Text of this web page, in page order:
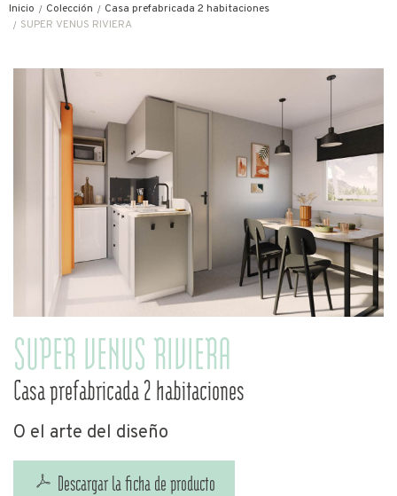
Inicio Colección
Casa prefabricada 2 habitaciones
SUPER VENUS RIVIERA
SUPER VENUS RIVIERA
Casa prefabricada 2 habitaciones
O el arte del diseño
Descargar la ficha de producto